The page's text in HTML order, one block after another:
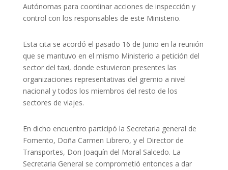
Autónomas para coordinar acciones de inspección y
control con los responsables de este Ministerio.
Esta cita se acordó el pasado 16 de Junio en la reunión
que se mantuvo en el mismo Ministerio a petición del
sector del taxi, donde estuvieron presentes las
organizaciones representativas del gremio a nivel
nacional y todos los miembros del resto de los
sectores de viajes.
En dicho encuentro participó la Secretaria general de
Fomento, Doña Carmen Librero, y el Director de
Transportes, Don Joaquín del Moral Salcedo. La
Secretaria General se comprometió entonces a dar